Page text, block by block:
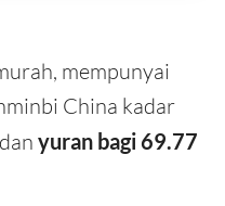
mempunyai
China kadar
dan yuran bagi 69.77